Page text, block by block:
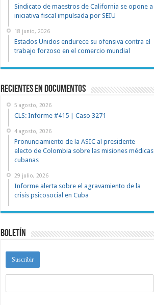
Sindicato de maestros de California se opone a
iniciativa fiscal impulsada por SEIU
18 junio, 2026
Estados Unidos endurece su ofensiva contra el
trabajo forzoso en el comercio mundial
recientes en documentos
5 agosto, 2026
CLS: Informe #415 | Caso 3271
4 agosto, 2026
Pronunciamiento de la ASIC al presidente
electo de Colombia sobre las misiones médicas
cubanas
29 julio, 2026
Informe alerta sobre el agravamiento de la
crisis psicosocial en Cuba
Boletín